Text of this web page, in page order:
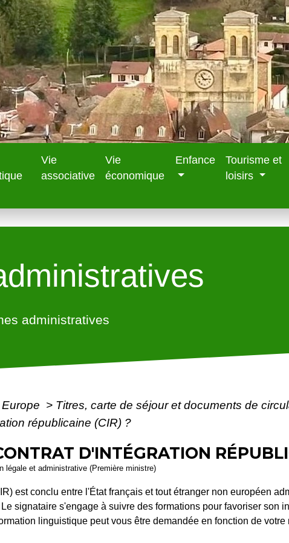
Vie
associative
Vie
économique
Enfance
Tourisme et
loisirs
administratives
> Titres, carte de séjour et documents de
républicaine (CIR) ?
D'INTÉGRATION
légale et administrative (Première ministre)
est conclu entre l'État français et tout étranger non européen
signataire s'engage à suivre des formations pour favoriser son
linguistique peut vous être demandée en fonction de votre